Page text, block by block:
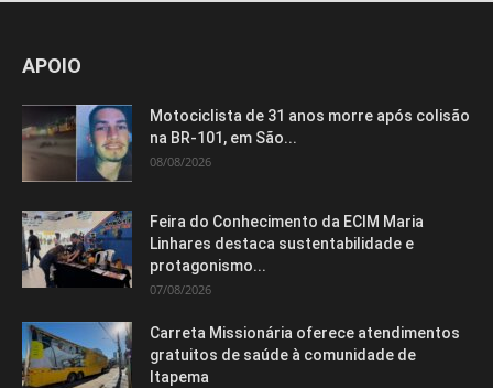
APOIO
Motociclista de 31 anos morre após colisão
na BR-101, em São...
08/08/2026
Feira do Conhecimento da ECIM Maria
Linhares destaca sustentabilidade e
protagonismo...
07/08/2026
Carreta Missionária oferece atendimentos
gratuitos de saúde à comunidade de
Itapema